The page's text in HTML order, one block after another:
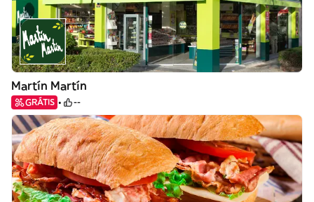
Martín Martín
GRÁTIS --